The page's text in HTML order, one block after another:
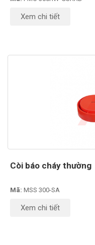
Xem chi tiết
Còi báo cháy thường
Mã: MSS 300-SA
Xem chi tiết